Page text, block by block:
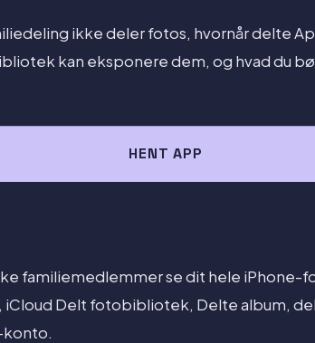
ikke deler fotos, hvornår delte
kan eksponere dem, og hvad du
HENT APP
familiemedlemmer se dit hele
iCloud Delt fotobibliotek, Delte album,
konto.